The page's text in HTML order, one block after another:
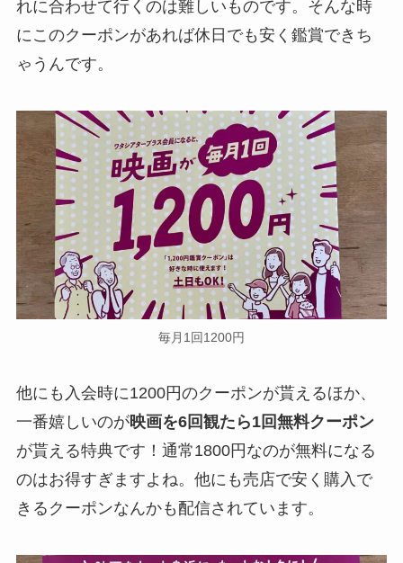
れに合わせて行くのは難しいものです。そんな時
にこのクーポンがあれば休日でも安く鑑賞できち
ゃうんです。
毎月1回1200円
他にも入会時に1200円のクーポンが貰えるほか、
一番嬉しいのが映画を6回観たら1回無料クーポン
が貰える特典です！通常1800円なのが無料になる
のはお得すぎますよね。他にも売店で安く購入で
きるクーポンなんかも配信されています。